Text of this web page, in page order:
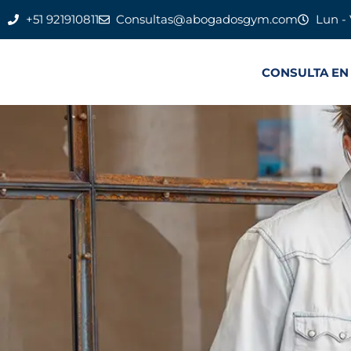
+51 921910811 Consultas@abogadosgym.com Lun -
CONSULTA